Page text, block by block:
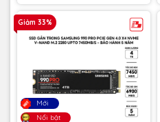
Mới
Nổi bật
Giảm 33%